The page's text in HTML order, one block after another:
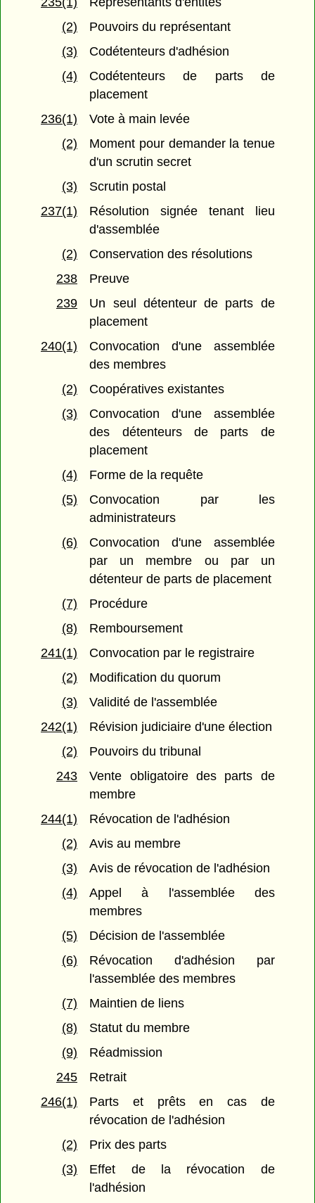
(2)
Pouvoirs du représentant
(3)
Codétenteurs d'adhésion
(4)
Codétenteurs de parts de
placement
236(1)
Vote à main levée
(2)
Moment pour demander la tenue
d'un scrutin secret
(3)
Scrutin postal
237(1)
Résolution signée tenant lieu
d'assemblée
(2)
Conservation des résolutions
238
Preuve
239
Un seul détenteur de parts de
placement
240(1)
Convocation d'une assemblée
des membres
(2)
Coopératives existantes
(3)
Convocation d'une assemblée
des détenteurs de parts de
placement
(4)
Forme de la requête
(5)
Convocation par les
administrateurs
(6)
Convocation d'une assemblée
par un membre ou par un
détenteur de parts de placement
(7)
Procédure
(8)
Remboursement
241(1)
Convocation par le registraire
(2)
Modification du quorum
(3)
Validité de l'assemblée
242(1)
Révision judiciaire d'une élection
(2)
Pouvoirs du tribunal
243
Vente obligatoire des parts de
membre
244(1)
Révocation de l'adhésion
(2)
Avis au membre
(3)
Avis de révocation de l'adhésion
(4)
Appel à l'assemblée des
membres
(5)
Décision de l'assemblée
(6)
Révocation d'adhésion par
l'assemblée des membres
(7)
Maintien de liens
(8)
Statut du membre
(9)
Réadmission
245
Retrait
246(1)
Parts et prêts en cas de
révocation de l'adhésion
(2)
Prix des parts
(3)
Effet de la révocation de
l'adhésion